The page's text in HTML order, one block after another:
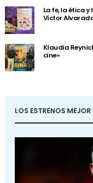
La fe, la ética y
Víctor
Klaudia
cine»
LOS ESTRENOS